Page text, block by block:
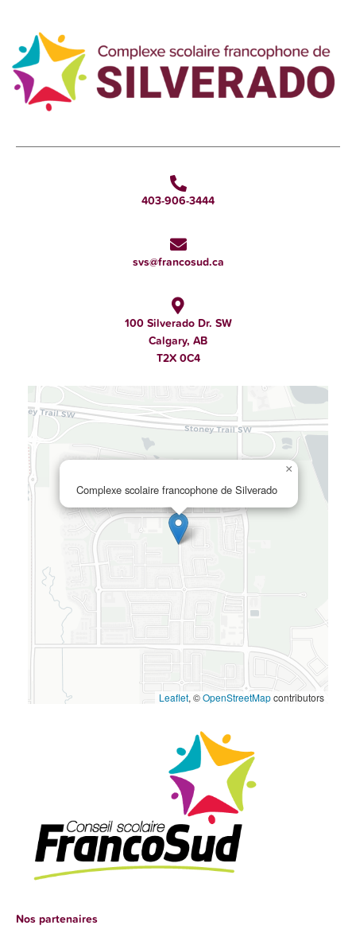
403-906-3444
svs@francosud.ca
100 Silverado Dr. SW
Calgary, AB
T2X 0C4
Complexe scolaire francophone de Silverado
×
Leaflet, ©OpenStreetMapcontributors
Nos partenaires